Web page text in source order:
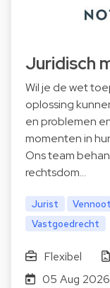
Juridisch
Wil je de wet
oplossing
en problemen
momenten in
Ons team
rechtsdom…
Jurist
Vastgoedrecht
Flexibel
05 Aug 2026